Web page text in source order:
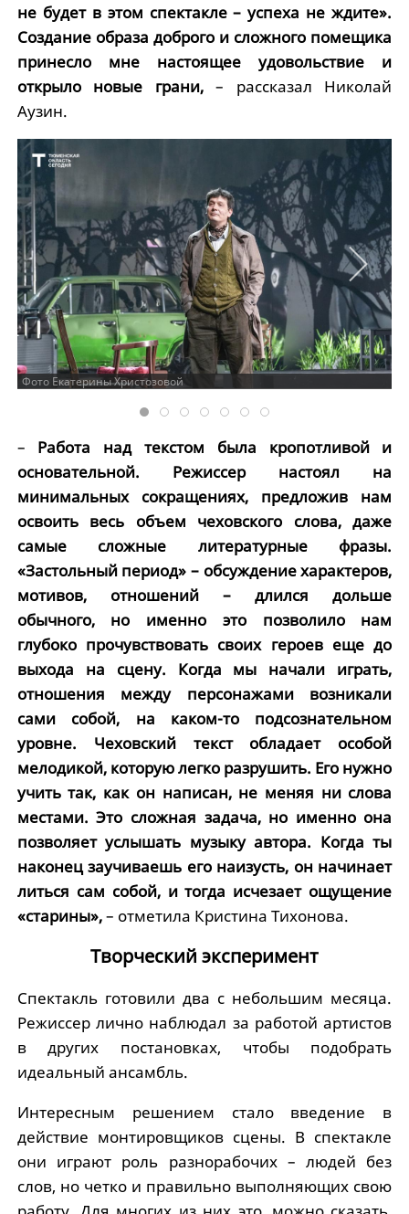
не будет в этом спектакле – успеха не ждите».
Создание образа доброго и сложного помещика
принесло мне настоящее удовольствие и
открыло новые грани,– рассказал Николай
Аузин.
Фото Екатерины Христозовой
– Работа над текстом была кропотливой и
основательной. Режиссер настоял на
минимальных сокращениях, предложив нам
освоить весь объем чеховского слова, даже
самые сложные литературные фразы.
«Застольный период» – обсуждение характеров,
мотивов, отношений – длился дольше
обычного, но именно это позволило нам
глубоко прочувствовать своих героев еще до
выхода на сцену. Когда мы начали играть,
отношения между персонажами возникали
сами собой, на каком-то подсознательном
уровне. Чеховский текст обладает особой
мелодикой, которую легко разрушить. Его нужно
учить так, как он написан, не меняя ни слова
местами. Это сложная задача, но именно она
позволяет услышать музыку автора. Когда ты
наконец заучиваешь его наизусть, он начинает
литься сам собой, и тогда исчезает ощущение
«старины»,– отметила Кристина Тихонова.
Творческий эксперимент
Спектакль готовили два с небольшим месяца.
Режиссер лично наблюдал за работой артистов
в других постановках, чтобы подобрать
идеальный ансамбль.
Интересным решением стало введение в
действие монтировщиков сцены. В спектакле
они играют роль разнорабочих – людей без
слов, но четко и правильно выполняющих свою